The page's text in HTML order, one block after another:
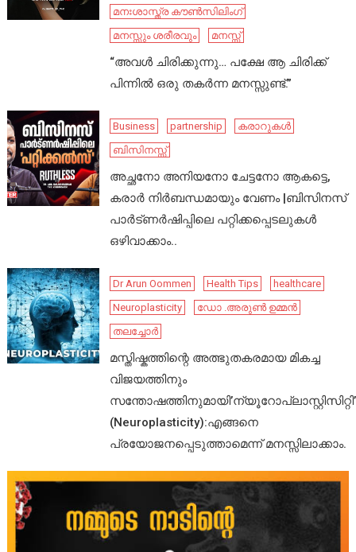
മനഃശാസ്ത്ര കൗൺസിലിംഗ്
മനസ്സും ശരീരവും
മനസ്സ്
“അവൾ ചിരിക്കുന്നു… പക്ഷേ ആ ചിരിക്ക്
പിന്നിൽ ഒരു തകർന്ന മനസ്സുണ്ട്.”
Business partnership
കരാറുകൾ
ബിസിനസ്സ്
അച്ഛനോ അനിയനോ ചേട്ടനോ ആകട്ടെ,
കരാർ നിർബന്ധമായും വേണം |ബിസിനസ്
പാർട്ണർഷിപ്പിലെ പറ്റിക്കപ്പെടലുകൾ
ഒഴിവാക്കാം..
Dr Arun Oommen Health Tips
healthcare
Neuroplasticity
ഡോ .അരുൺ ഉമ്മൻ
തലച്ചോർ
മസ്തിഷ്കത്തിന്റെ അത്ഭുതകരമായ മികച്ച
വിജയത്തിനും
സന്തോഷത്തിനുമായി’ന്യൂറോപ്ലാസ്റ്റിസിറ്റി’
(Neuroplasticity):എങ്ങനെ
പ്രയോജനപ്പെടുത്താമെന്ന് മനസ്സിലാക്കാം.